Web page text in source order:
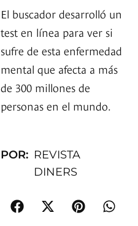
El buscador desarrolló un
test en línea para ver si
sufre de esta enfermedad
mental que afecta a más
de 300 millones de
personas en el mundo.
POR: REVISTA
DINERS